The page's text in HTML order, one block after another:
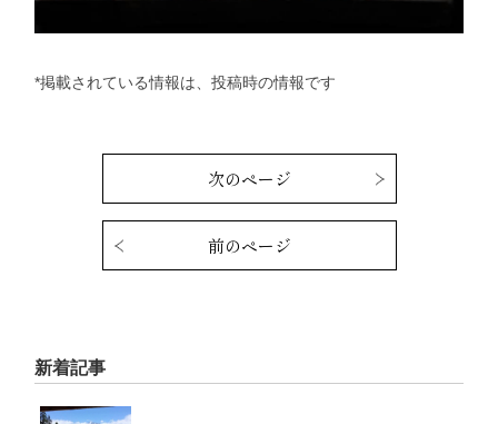
*掲載されている情報は、投稿時の情報です
次のページ
前のページ
新着記事